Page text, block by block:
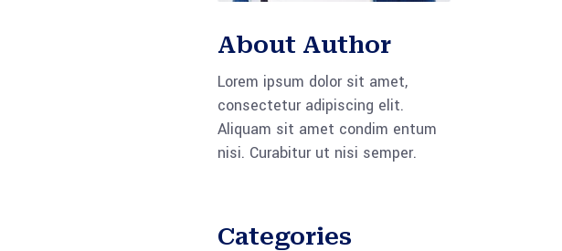
About Author
Lorem ipsum dolor sit amet,
consectetur adipiscing elit.
Aliquam sit amet condim entum
nisi. Curabitur ut nisi semper.
Categories